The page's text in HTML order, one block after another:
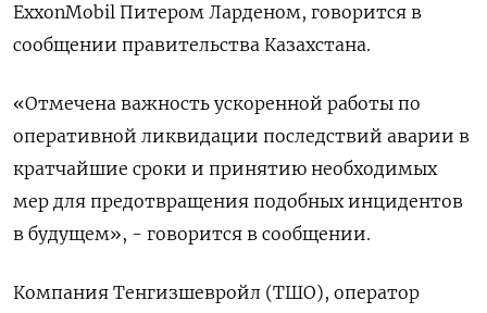
ExxonMobil ⁠Питером Ларденом, говорится в
сообщении правительства ⁠Казахстана.
«Отмечена важность ускоренной работы ‌по
оперативной ликвидации последствий ‍аварии в
кратчайшие ‌сроки и принятию необходимых
мер ​для предотвращения подобных инцидентов
в будущем», - говорится в сообщении.
Компания ⁠Тенгизшевройл (ТШО), ‍оператор